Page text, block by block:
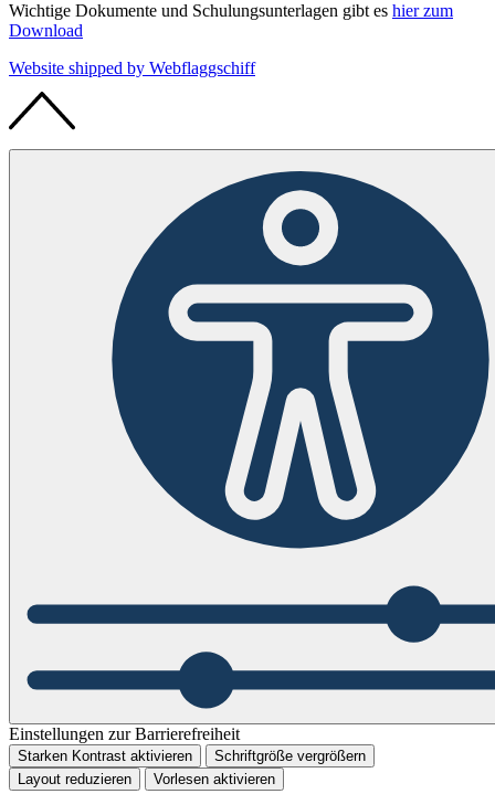
Wichtige Dokumente und Schulungsunterlagen gibt es hier zum
Download
Website shipped by Webflaggschiff
Einstellungen zur Barrierefreiheit
Starken Kontrast aktivieren
Schriftgröße vergrößern
Layout reduzieren
Vorlesen aktivieren